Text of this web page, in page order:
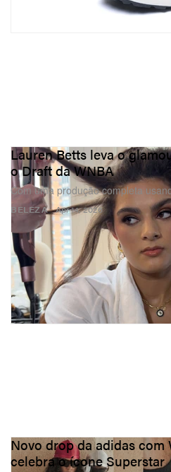
BELEZA
Lauren Betts leva o
o Draft da WNBA
Com uma produção completa
Apr 14, 2026
Novo drop da adidas com
celebra o ícone Superstar